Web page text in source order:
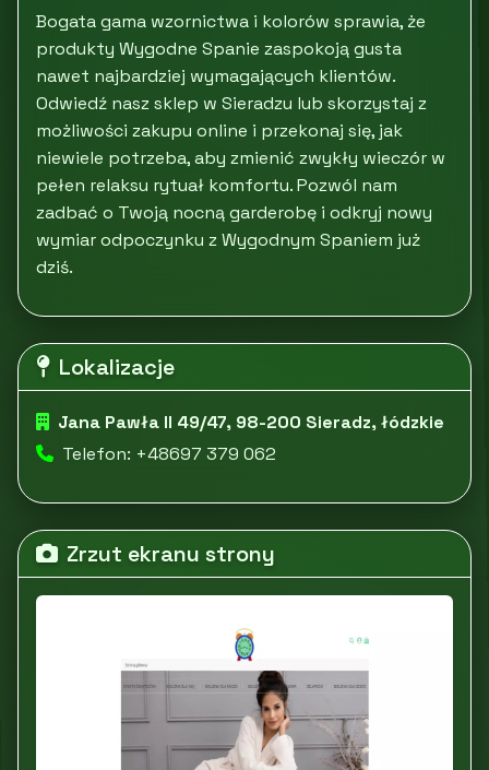
Bogata gama wzornictwa i kolorów sprawia, że
produkty Wygodne Spanie zaspokoją gusta
nawet najbardziej wymagających klientów.
Odwiedź nasz sklep w Sieradzu lub skorzystaj z
możliwości zakupu online i przekonaj się, jak
niewiele potrzeba, aby zmienić zwykły wieczór w
pełen relaksu rytuał komfortu. Pozwól nam
zadbać o Twoją nocną garderobę i odkryj nowy
wymiar odpoczynku z Wygodnym Spaniem już
dziś.
Lokalizacje
Jana Pawła II 49/47, 98-200 Sieradz, łódzkie
Telefon: +48697 379 062
Zrzut ekranu strony